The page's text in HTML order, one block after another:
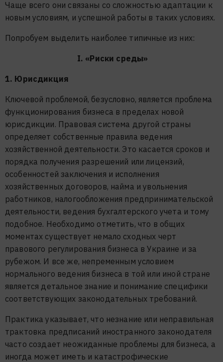
Чаще всего они связаны со сложностью адаптации к
новым условиям, и успешной работы в таких условиях.
Попробуем выделить наиболее типичные из них:
I. «Риски среды»
1. Юрисдикция
Ключевой проблемой, безусловно, является проблема
функционирования бизнеса в пределах новой
юрисдикции. Правовая система другой страны
определяет собственные правила ведения
хозяйственной деятельности. Это касается сроков и
порядка получения разрешений или лицензий,
особенностей заключения и исполнения
хозяйственных договоров, найма и увольнения
работников, налогообложения предпринимательской
деятельности, ведения бухгалтерского учета и тому
подобное. Необходимо отметить, что в общих
моментах существует немало сходных черт
правового регулирования бизнеса в Украине и за
рубежом. И все же, непременным условием
нормального ведения бизнеса в той или иной стране
является детальное знание и понимание специфики
соответствующих законодательных требований.
Практика указывает, что незнание или неправильная
трактовка предписаний иностранного законодателя
часто создает неожиданные проблемы для бизнеса, а
иногда может иметь и катастрофические